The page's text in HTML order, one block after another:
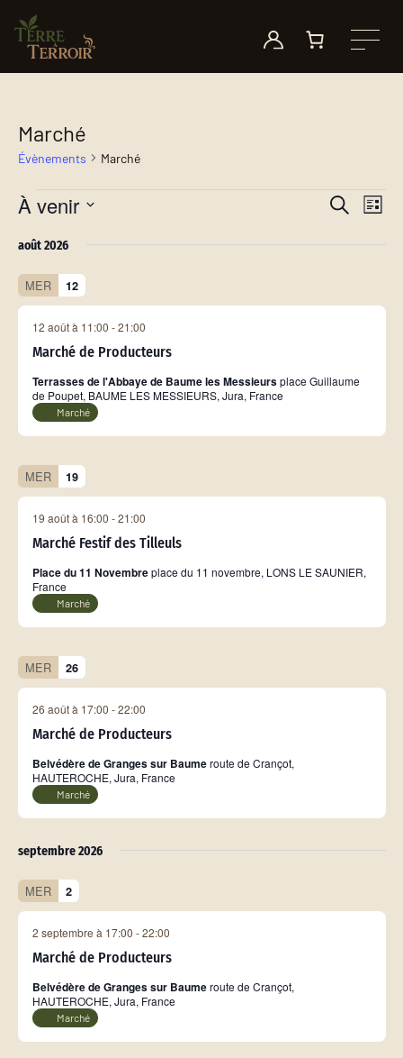
Marché
Évènements Marché
Évènements
Recherche
navigation
Évènements
Recherche
vues
Liste
À venir
une
date.
août 2026
MER 12
Marché de Producteurs
12 août à 11:00 -21:00
Terrasses de l'Abbaye de Baume les Messieursplace Guillaume
de Poupet, BAUME LES MESSIEURS, Jura, France
Marché
MER 19
Marché Festif des Tilleuls
19 août à 16:00 -21:00
Place du 11 Novembreplace du 11 novembre, LONS LE SAUNIER,
France
Marché
MER 26
Marché de Producteurs
26 août à 17:00 -22:00
Belvédère de Granges sur Baumeroute de Crançot,
HAUTEROCHE, Jura, France
Marché
septembre 2026
MER 2
Marché de Producteurs
2 septembre à 17:00 -22:00
Belvédère de Granges sur Baumeroute de Crançot,
HAUTEROCHE, Jura, France
Marché
Autres produits
Quel consommateur êtes-vous ?
Nos fournisseurs
Nous contacter